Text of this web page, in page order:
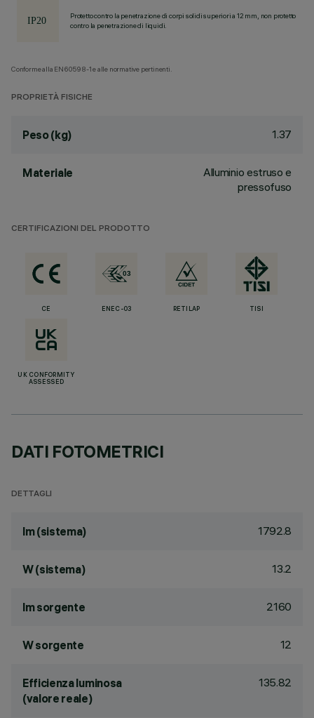
Protetto contro la penetrazione di corpi solidi superiori a 12 mm, non protetto
contro la penetrazione di liquidi.
Conforme alla EN60598-1 e alle normative pertinenti.
PROPRIETÀ FISICHE
Peso (kg) 1.37
Materiale
Alluminio estruso e
pressofuso
CERTIFICAZIONI DEL PRODOTTO
CE ENEC-03 RETILAP TISI
UK CONFORMITY
ASSESSED
DATI FOTOMETRICI
DETTAGLI
lm (sistema) 1792.8
W (sistema) 13.2
lm sorgente 2160
W sorgente 12
Efficienza luminosa
(valore reale)
135.82